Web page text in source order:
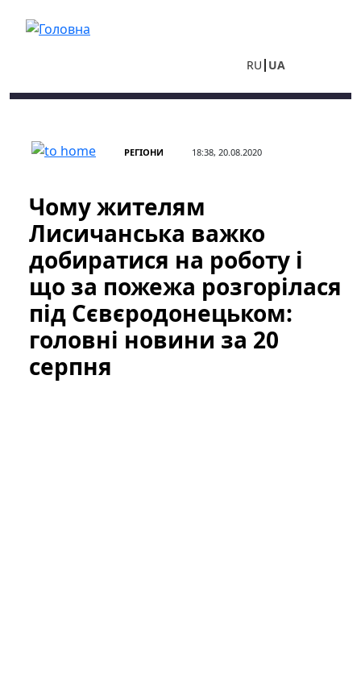
RU UA
РЕГІОНИ 18:38, 20.08.2020
Чому жителям
Лисичанська важко
добиратися на роботу і
що за пожежа розгорілася
під Сєвєродонецьком:
головні новини за 20
серпня